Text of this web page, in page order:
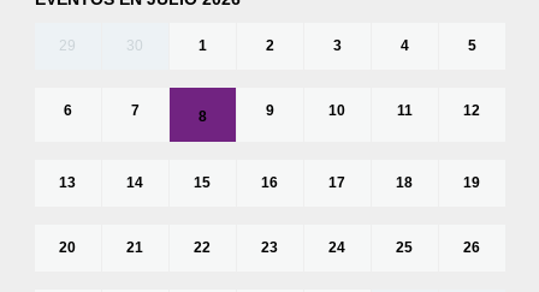
29 30 1 2 3 4 5
6 7 8 9 10 11 12
13 14 15 16 17 18 19
20 21 22 23 24 25 26